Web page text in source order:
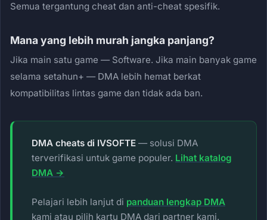
Semua tergantung cheat dan anti-cheat spesifik.
Mana yang lebih murah jangka panjang?
Jika main satu game — Software. Jika main banyak game
selama setahun+ — DMA lebih hemat berkat
kompatibilitas lintas game dan tidak ada ban.
DMA cheats di IVSOFTE — solusi DMA
terverifikasi untuk game populer. Lihat katalog
DMA →
Pelajari lebih lanjut di panduan lengkap DMA
kami atau pilih kartu DMA dari partner kami.